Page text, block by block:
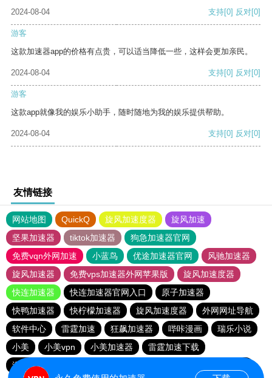
2024-08-04
支持[0] 反对[0]
游客
这款加速器app的价格有点贵，可以适当降低一些，这样会更加亲民。
2024-08-04 支持[0] 反对[0]
游客
这款app就像我的娱乐小助手，随时随地为我的娱乐提供帮助。
2024-08-04 支持[0] 反对[0]
友情链接
网站地图 QuickQ 旋风加速度器
旋风加速
坚果加速器
tiktok加速器
狗急加速器官网
免费vqn外网加速
小蓝鸟 优途加速器官网
风驰加速器
旋风加速器
免费vps加速器外网苹果版
旋风加速度器
快连加速器
快连加速器官网入口
原子加速器
快鸭加速器
快柠檬加速器 旋风加速度器
外网网址导航
软件中心
雷霆加速 狂飙加速器 哔咔漫画
瑞乐小说
小美
小美vpn 小美加速器
雷霆加速下载
海鸥加速器下载